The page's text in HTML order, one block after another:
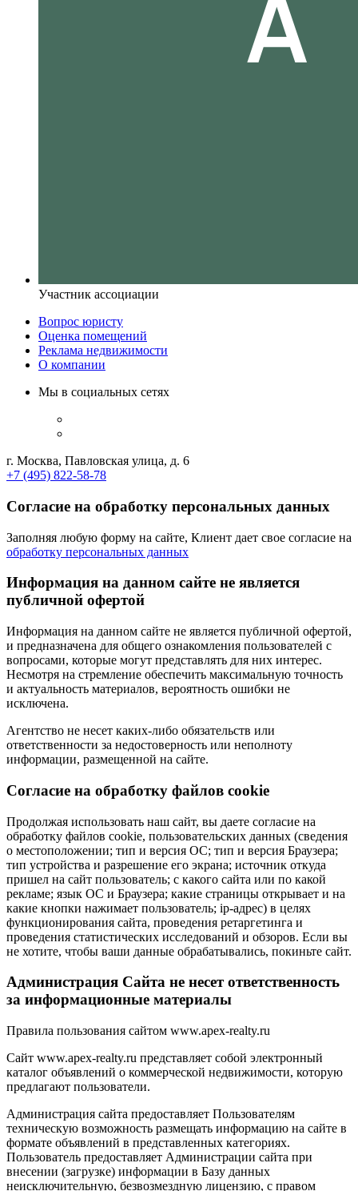
Участник ассоциации
Вопрос юристу
Оценка помещений
Реклама недвижимости
О компании
Мы в социальных сетях
г. Москва, Павловская улица, д. 6
+7 (495) 822-58-78
Согласие на обработку персональных данных
Заполняя любую форму на сайте, Клиент дает свое согласие на
обработку персональных данных
Информация на данном сайте не является
публичной офертой
Информация на данном сайте не является публичной офертой,
и предназначена для общего ознакомления пользователей с
вопросами, которые могут представлять для них интерес.
Несмотря на стремление обеспечить максимальную точность
и актуальность материалов, вероятность ошибки не
исключена.
Агентство не несет каких-либо обязательств или
ответственности за недостоверность или неполноту
информации, размещенной на сайте.
Cогласие на обработку файлов cookie
Продолжая использовать наш сайт, вы даете согласие на
обработку файлов cookie, пользовательских данных (сведения
о местоположении; тип и версия ОС; тип и версия Браузера;
тип устройства и разрешение его экрана; источник откуда
пришел на сайт пользователь; с какого сайта или по какой
рекламе; язык ОС и Браузера; какие страницы открывает и на
какие кнопки нажимает пользователь; ip-адрес) в целях
функционирования сайта, проведения ретаргетинга и
проведения статистических исследований и обзоров. Если вы
не хотите, чтобы ваши данные обрабатывались, покиньте сайт.
Администрация Сайта не несет ответственность
за информационные материалы
Правила пользования сайтом www.apex-realty.ru
Сайт www.apex-realty.ru представляет собой электронный
каталог объявлений о коммерческой недвижимости, которую
предлагают пользователи.
Администрация сайта предоставляет Пользователям
техническую возможность размещать информацию на сайте в
формате объявлений в представленных категориях.
Пользователь предоставляет Администрации сайта при
внесении (загрузке) информации в Базу данных
неисключительную, безвозмездную лицензию, с правом